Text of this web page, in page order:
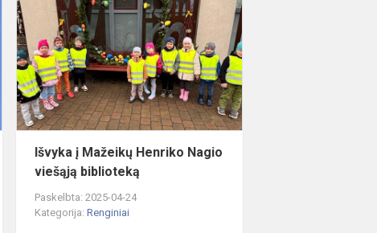
asis
Lietuvos
mažųjų
žaidynių
festivalis
įstaigoje
į
Mažeikų
Henriko
Nagio
viešąją
biblioteką
Išvyka į Mažeikų Henriko Nagio
viešąją biblioteką
Paskelbta: 2025-04-24
Kategorija:Renginiai